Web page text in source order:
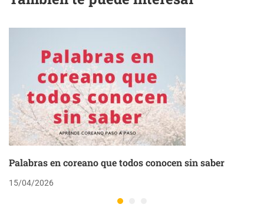
Palabras en coreano que todos conocen sin saber
15/04/2026